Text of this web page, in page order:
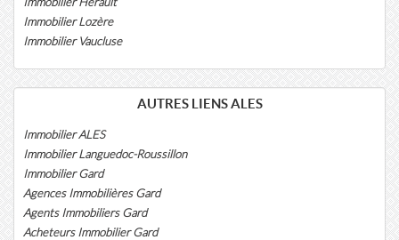
Immobilier Lozère
Immobilier Vaucluse
AUTRES LIENS ALES
Immobilier ALES
Immobilier Languedoc-Roussillon
Immobilier Gard
Agences Immobilières Gard
Agents Immobiliers Gard
Acheteurs Immobilier Gard